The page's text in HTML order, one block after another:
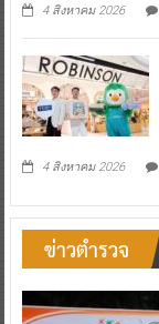
4 สิงหาคม 2026
4 สิงหาคม 2026
ข่าวตำรวจ